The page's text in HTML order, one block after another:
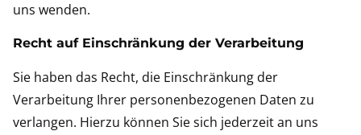
uns wenden.
Recht auf Einschränkung der Verarbeitung
Sie haben das Recht, die Einschränkung der
Verarbeitung Ihrer personenbezogenen Daten zu
verlangen. Hierzu können Sie sich jederzeit an uns